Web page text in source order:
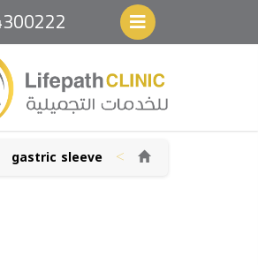
>
gastric sleeve